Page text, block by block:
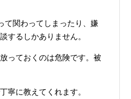
て関わってしまったり、嫌
するしかありません。
っておくのは危険です。被
寧に教えてくれます。